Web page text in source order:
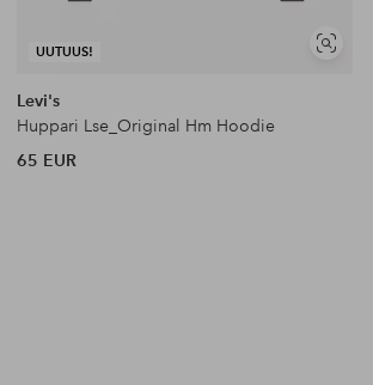
UUTUUS!
Näytä
Levi's
Huppari Lse_Original Hm Hoodie
65 EUR